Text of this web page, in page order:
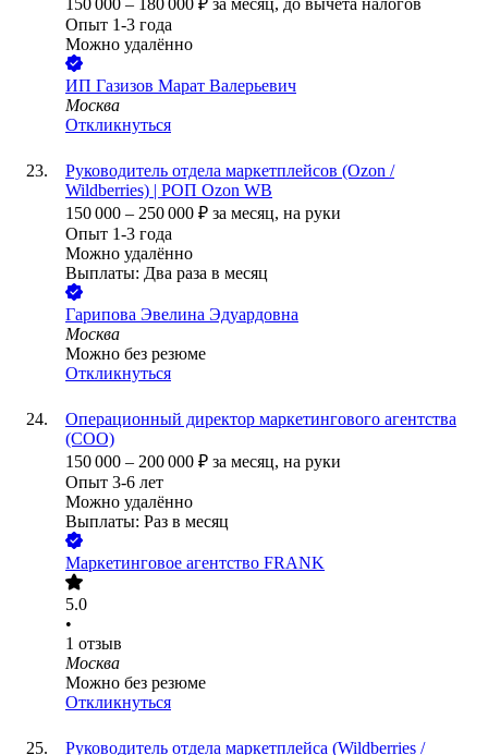
150 000 – 180 000 ₽ за месяц, до вычета налогов
Опыт 1-3 года
Можно удалённо
ИП Газизов Марат Валерьевич
Москва
Откликнуться
Руководитель отдела маркетплейсов (Ozon /
Wildberries) | РОП Ozon WB
150 000 – 250 000 ₽ за месяц, на руки
Опыт 1-3 года
Можно удалённо
Выплаты: Два раза в месяц
Гарипова Эвелина Эдуардовна
Москва
Можно без резюме
Откликнуться
Операционный директор маркетингового агентства
(COO)
150 000 – 200 000 ₽ за месяц, на руки
Опыт 3-6 лет
Можно удалённо
Выплаты: Раз в месяц
Маркетинговое агентство FRANK
5.0
•
1 отзыв
Москва
Можно без резюме
Откликнуться
Руководитель отдела маркетплейса (Wildberries /